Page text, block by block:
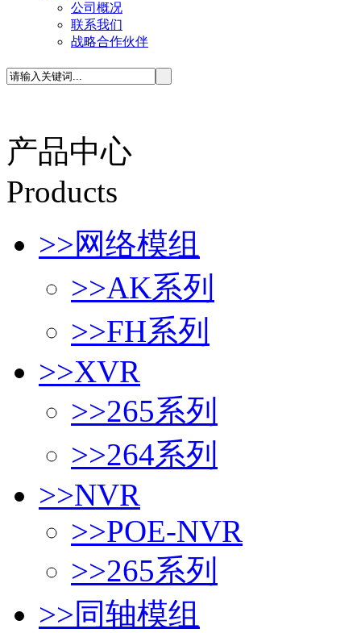
公司概况
联系我们
战略合作伙伴
产品中心
Products
>>网络模组
>>AK系列
>>FH系列
>>XVR
>>265系列
>>264系列
>>NVR
>>POE-NVR
>>265系列
>>同轴模组